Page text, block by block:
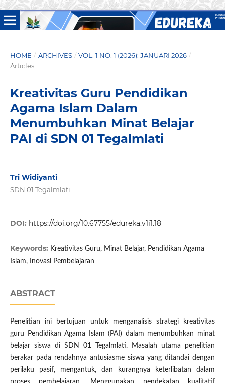
HOME / ARCHIVES / VOL. 1 NO. 1 (2026): JANUARI 2026 /
Articles
Kreativitas Guru Pendidikan
Agama Islam Dalam
Menumbuhkan Minat Belajar
PAI di SDN 01 Tegalmlati
Tri Widiyanti
SDN 01 Tegalmlati
DOI: https://doi.org/10.67755/edureka.v1i1.18
Keywords: Kreativitas Guru, Minat Belajar, Pendidikan Agama
Islam, Inovasi Pembelajaran
ABSTRACT
Penelitian ini bertujuan untuk menganalisis strategi kreativitas
guru Pendidikan Agama Islam (PAI) dalam menumbuhkan minat
belajar siswa di SDN 01 Tegalmlati. Masalah utama penelitian
berakar pada rendahnya antusiasme siswa yang ditandai dengan
perilaku pasif, mengantuk, dan kurangnya keterlibatan dalam